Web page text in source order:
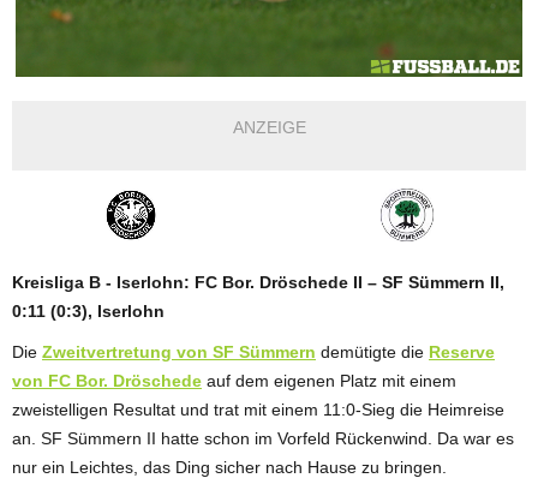
ANZEIGE
Kreisliga B - Iserlohn: FC Bor. Dröschede II – SF Sümmern II,
0:11 (0:3), Iserlohn
Die Zweitvertretung von SF Sümmern demütigte die Reserve
von FC Bor. Dröschede auf dem eigenen Platz mit einem
zweistelligen Resultat und trat mit einem 11:0-Sieg die Heimreise
an. SF Sümmern II hatte schon im Vorfeld Rückenwind. Da war es
nur ein Leichtes, das Ding sicher nach Hause zu bringen.